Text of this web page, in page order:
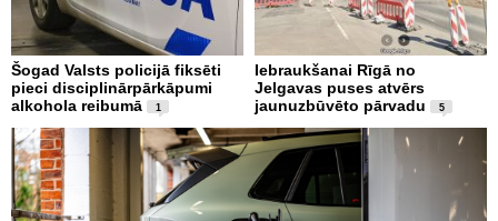
Šogad Valsts policijā fiksēti
pieci disciplinārpārkāpumi
alkohola reibumā
1
Iebraukšanai Rīgā no
Jelgavas puses atvērs
jaunuzbūvēto pārvadu
5